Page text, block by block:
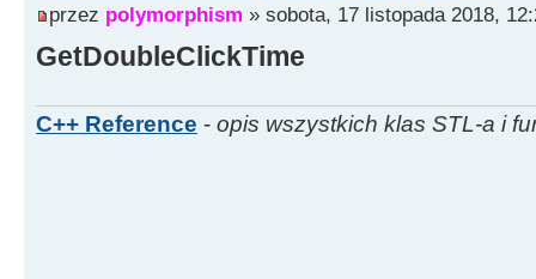
przez polymorphism » sobota, 17 listopada 2018,
GetDoubleClickTime
C++ Reference - opis wszystkich klas STL-a i